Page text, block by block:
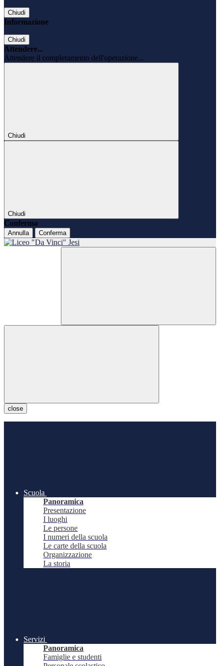
Chiudi
Informazione
Chiudi
Attendere...
Attendere il completamento dell'operazione...
Chiudi
Chiudi
Conferma
Annulla Conferma
close
Scuola
Panoramica
Presentazione
I luoghi
Le persone
I numeri della scuola
Le carte della scuola
Organizzazione
La storia
Servizi
Panoramica
Famiglie e studenti